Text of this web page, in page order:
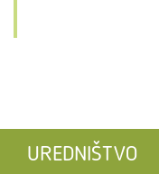
UREDNIŠTVO